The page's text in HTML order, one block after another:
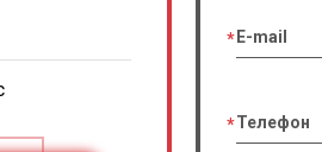
E-mail
Телефон